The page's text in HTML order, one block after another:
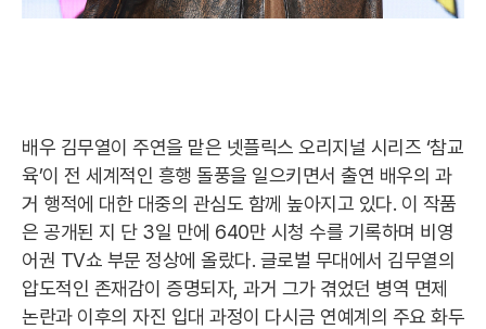
배우 김무열이 주연을 맡은 넷플릭스 오리지널 시리즈 ‘참교
육’이 전 세계적인 흥행 돌풍을 일으키면서 출연 배우의 과
거 행적에 대한 대중의 관심도 함께 높아지고 있다. 이 작품
은 공개된 지 단 3일 만에 640만 시청 수를 기록하며 비영
어권 TV쇼 부문 정상에 올랐다. 글로벌 무대에서 김무열의
압도적인 존재감이 증명되자, 과거 그가 겪었던 병역 면제
논란과 이후의 자진 입대 과정이 다시금 연예계의 주요 화두